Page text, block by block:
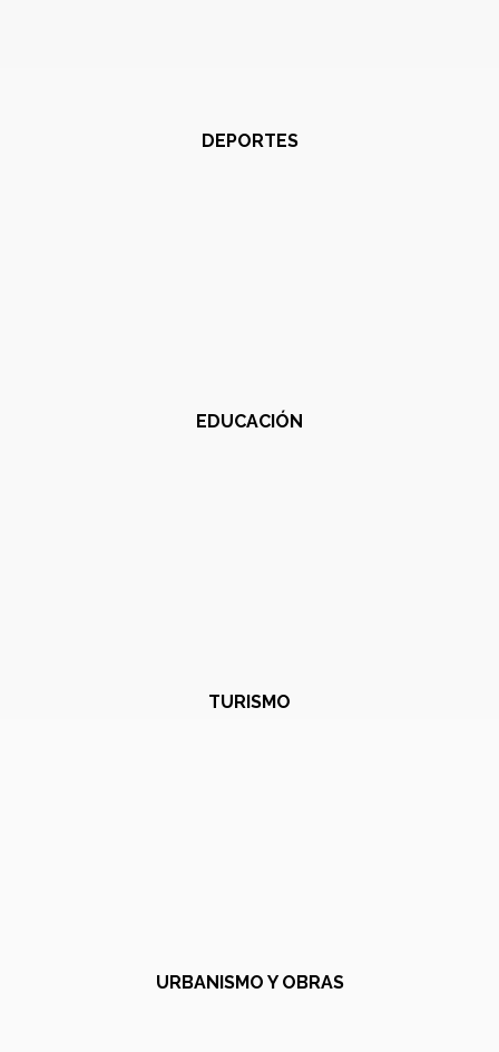
DEPORTES
EDUCACIÓN
TURISMO
URBANISMO Y OBRAS